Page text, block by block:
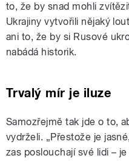
to, že by snad mohli
Ukrajiny vytvořili nějaký
ani to, že by si Rusové
nabádá historik.
Trvalý mír je iluze
Samozřejmě tak jde o to,
vydrželi. „Přestože je
zas poslouchají své lidi –